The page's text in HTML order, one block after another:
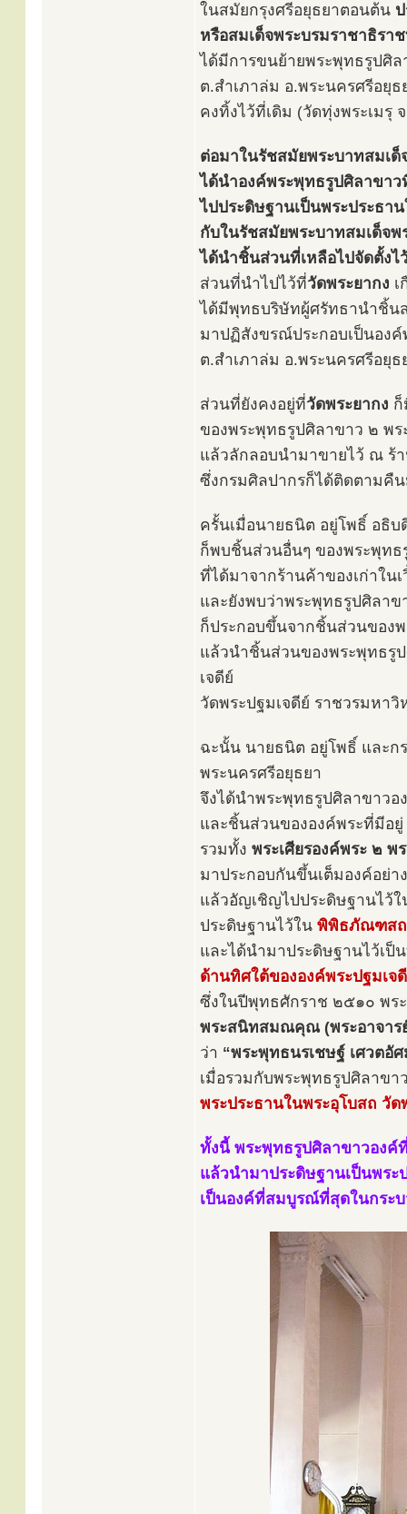
ในสมัยกรุงศรีอยุธยาตอนต้น
หรือสมเด็จพระบรมราชาธิรา
ได้มีการขนย้ายพระพุทธรูปศิ
ต.สำเภาล่ม อ.พระนครศรีอยุ
คงทิ้งไว้ที่เดิม (วัดทุ่งพระเมรุ
ต่อมาในรัชสมัยพระบาทสมเด็
ได้นำองค์พระพุทธรูปศิลาขา
ไปประดิษฐานเป็นพระประธา
กับในรัชสมัยพระบาทสมเด็จพ
ได้นำชิ้นส่วนที่เหลือไปจัดตั้งไ
ส่วนที่นำไปไว้ที่วัดพระยากง
ได้มีพุทธบริษัทผู้ศรัทธานำชิ้น
มาปฏิสังขรณ์ประกอบเป็นอง
ต.สำเภาล่ม อ.พระนครศรีอยุ
ส่วนที่ยังคงอยู่ที่วัดพระยากง ก็
ของพระพุทธรูปศิลาขาว ๒ พร
แล้วลักลอบนำมาขายไว้ ณ ร้า
ซึ่งกรมศิลปากรก็ได้ติดตามคื
ครั้นเมื่อนายธนิต อยู่โพธิ์ อธิ
ก็พบชิ้นส่วนอื่นๆ ของพระพุทธ
ที่ได้มาจากร้านค้าของเก่าใน
และยังพบว่าพระพุทธรูปศิลาข
ก็ประกอบขึ้นจากชิ้นส่วนของ
แล้วนำชิ้นส่วนของพระพุทธรู
เจดีย์
วัดพระปฐมเจดีย์ ราชวรมหา
ฉะนั้น นายธนิต อยู่โพธิ์ และก
พระนครศรีอยุธยา
จึงได้นำพระพุทธรูปศิลาขาวอ
และชิ้นส่วนขององค์พระที่มีอ
รวมทั้ง พระเศียรองค์พระ ๒ พร
มาประกอบกันขึ้นเต็มองค์อย่
แล้วอัญเชิญไปประดิษฐานไว้
ประดิษฐานไว้ใน พิพิธภัณฑสถ
และได้นำมาประดิษฐานไว้เ
ด้านทิศใต้ขององค์พระปฐมเจ
ซึ่งในปีพุทธศักราช ๒๕๑๐ พร
พระสนิทสมณคุณ (พระอาจาร
ว่า “พระพุทธนรเชษฐ์ เศวตอั
เมื่อรวมกับพระพุทธรูปศิลาข
พระประธานในพระอุโบสถ วั
ทั้งนี้ พระพุทธรูปศิลาขาวองค์
แล้วนำมาประดิษฐานเป็นพระ
เป็นองค์ที่สมบูรณ์ที่สุดในกระ